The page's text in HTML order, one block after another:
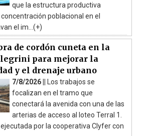
que la estructura productiva
poblacional en el
el im...(+)
de cordón cuneta en la
para mejorar la
y el drenaje urbano
7/8/2026 || Los trabajos se
focalizan en el tramo que
conectará la avenida con una de las
arterias de acceso al loteo Terral 1.
por la cooperativa Clyfer con